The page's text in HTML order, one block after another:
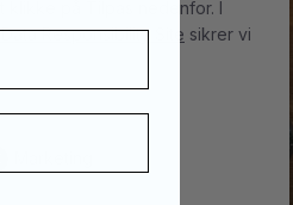
på Tilpas nedenfor. I
Responsibility Site sikrer vi